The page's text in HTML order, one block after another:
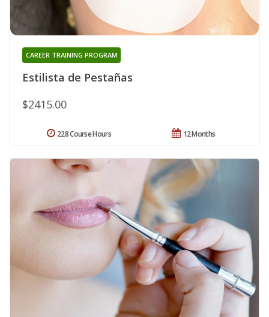
Estilista de Pestañas
CAREER TRAINING PROGRAM
$2415.00
12 Months
228 Course Hours